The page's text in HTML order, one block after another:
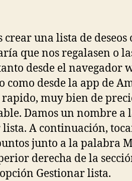
crear una lista de
que nos regalasen o
desde el navegador
como desde la app de
muy bien de
Damos un nombre a
lista. A continuación,
junto a la palabra
derecha de la
Gestionar lista.